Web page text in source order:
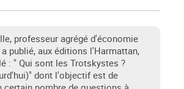
professeur agrégé d'économie
publié, aux éditions l'Harmattan,
: " Qui sont les Trotskystes ?
dont l'objectif est de